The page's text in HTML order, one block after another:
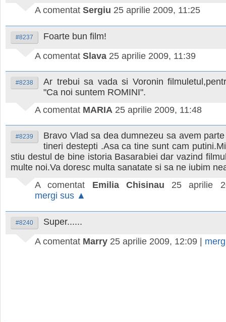
A comentat Sergiu 25 aprilie 2009, 11:25
#8237
Foarte bun film!
A comentat Slava 25 aprilie 2009, 11:39
#8238
Ar trebui sa vada si Voronin
"Ca noi suntem ROMINI".
A comentat MARIA 25 aprilie 2009, 11:48
#8239
Bravo Vlad sa dea dumnezeu sa avem
tineri destepti .Asa ca tine sunt cam
stiu destul de bine istoria Basarabiei dar vazind
multe noi.Va doresc multa sanatate si sa ne iubim
A comentat Emilia Chisinau
25 aprilie
mergi sus ▲
#8240
Super......
A comentat Marry 25 aprilie 2009, 12:09 |